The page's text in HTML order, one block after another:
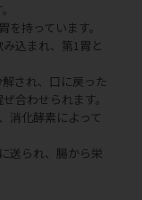
持っています。
込まれ、第1胃と
され、口に戻った
合わせられます。
消化酵素によって
送られ、腸から栄